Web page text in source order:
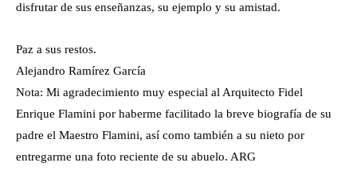
disfrutar de sus enseñanzas, su ejemplo y su amistad.
Paz a sus restos.
Alejandro Ramírez García
Nota: Mi agradecimiento muy especial al Arquitecto Fidel
Enrique Flamini por haberme facilitado la breve biografía de su
padre el Maestro Flamini, así como también a su nieto por
entregarme una foto reciente de su abuelo. ARG